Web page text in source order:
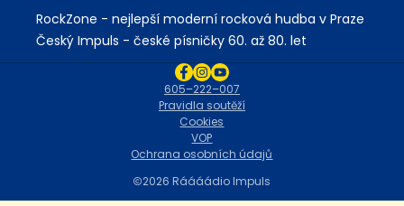
RockZone - nejlepší moderní rocková hudba v Praze
Český Impuls - české písničky 60. až 80. let
2026 Ráááádio Impuls
Ochrana osobních údajů
VOP
Cookies
Pravidla soutěží
605–222–007